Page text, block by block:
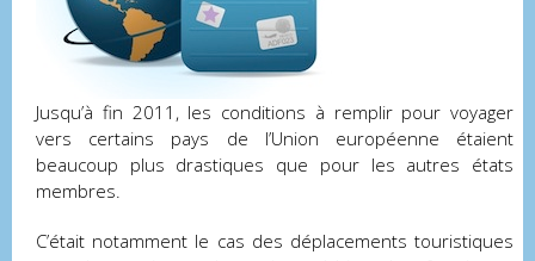
Jusqu’à fin 2011, les conditions à remplir pour voyager
vers certains pays de l’Union européenne étaient
beaucoup plus drastiques que pour les autres états
membres.
C’était notamment le cas des déplacements touristiques